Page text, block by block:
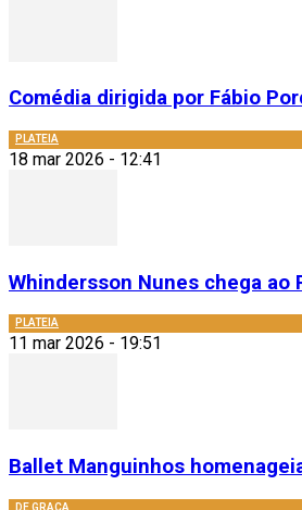
Comédia dirigida por Fábio
PLATEIA
18 mar 2026 - 12:41
Whindersson Nunes chega ao
PLATEIA
11 mar 2026 - 19:51
Ballet Manguinhos
DE GRAÇA